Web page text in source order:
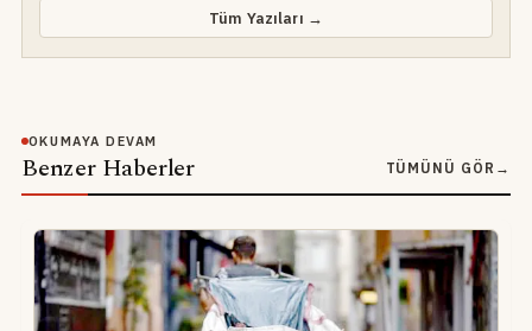
Tüm Yazıları →
OKUMAYA DEVAM
Benzer Haberler TÜMÜNÜ GÖR →